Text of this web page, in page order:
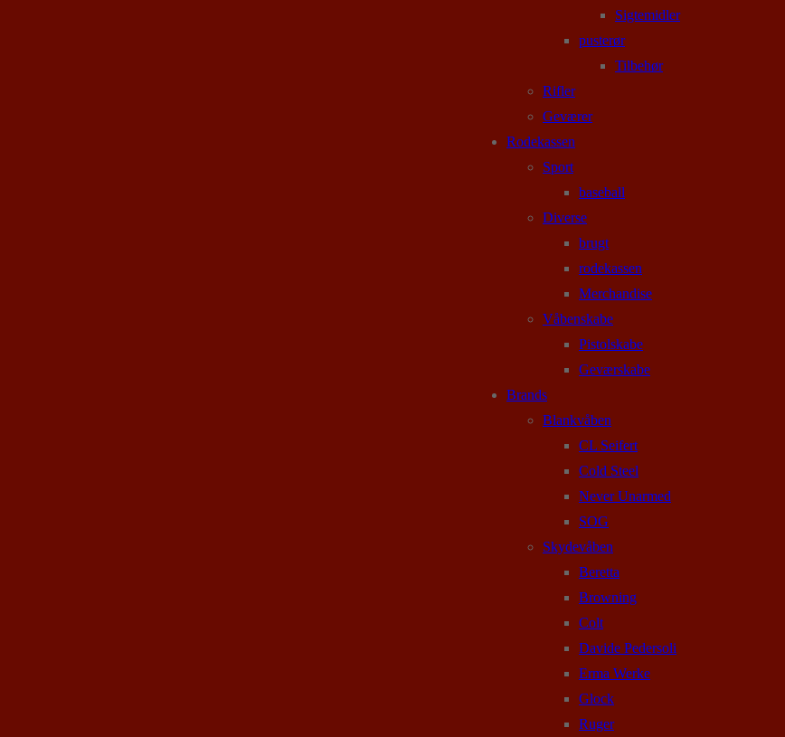
Sigtemidler
pusterør
Tilbehør
Rifler
Geværer
Rodekassen
Sport
baseball
Diverse
brugt
rodekassen
Merchandise
Våbenskabe
Pistolskabe
Geværskabe
Brands
Blankvåben
CL Seifert
Cold Steel
Never Unarmed
SOG
Skydevåben
Beretta
Browning
Colt
Davide Pedersoli
Erma Werke
Glock
Ruger